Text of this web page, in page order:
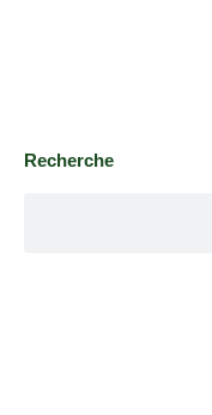
Recherche